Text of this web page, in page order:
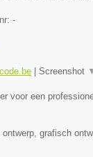
-
Screenshot
voor een
grafisch